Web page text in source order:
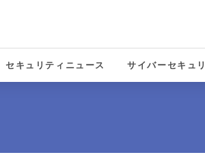
セキュリティニュース サイバーセキュ